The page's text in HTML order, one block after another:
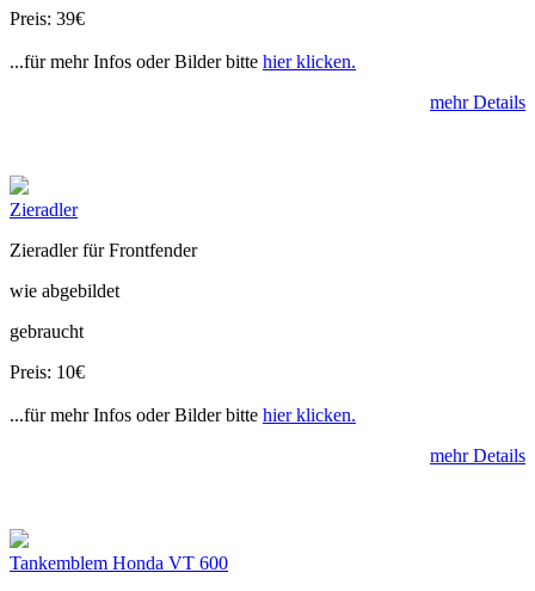
Preis: 39€
...für mehr Infos oder Bilder bitte hier klicken.
mehr Details
Zieradler
Zieradler für Frontfender
wie abgebildet
gebraucht
Preis: 10€
...für mehr Infos oder Bilder bitte hier klicken.
mehr Details
Tankemblem Honda VT 600